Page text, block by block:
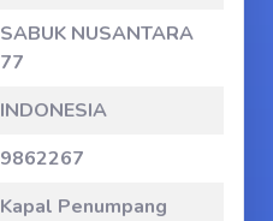
SABUK NUSANTARA
77
INDONESIA
9862267
Kapal Penumpang